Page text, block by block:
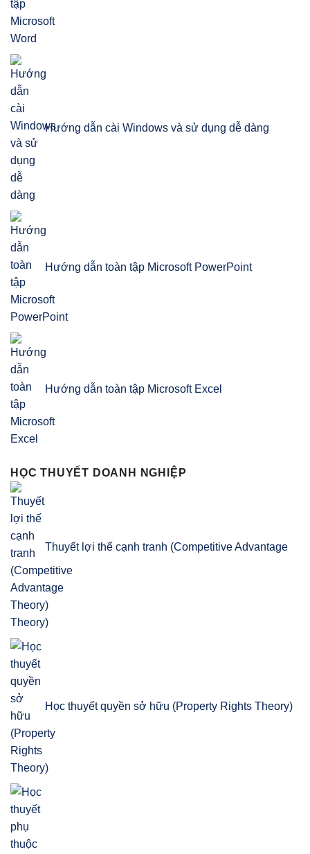
Hướng dẫn cài Windows và sử dụng dễ dàng
Hướng dẫn toàn tập Microsoft PowerPoint
Hướng dẫn toàn tập Microsoft Excel
HỌC THUYẾT DOANH NGHIỆP
Thuyết lợi thế cạnh tranh (Competitive Advantage
Theory)
Học thuyết quyền sở hữu (Property Rights Theory)